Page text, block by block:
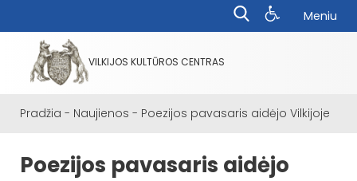
Meniu
VILKIJOS KULTŪROS CENTRAS
Pradžia - Naujienos - Poezijos pavasaris aidėjo Vilkijoje
Poezijos pavasaris aidėjo